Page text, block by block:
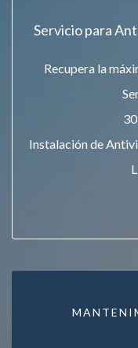
Servicio para
Recupera la
Instalación de